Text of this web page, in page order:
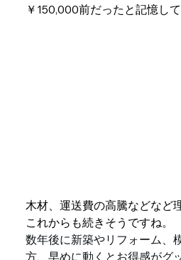
￥150,000前だったと記憶して
木材、運送費の高騰などなど
これからも続きそうですね。
数年後に新築やリフォーム、
方、早めに動くとお得感がグ